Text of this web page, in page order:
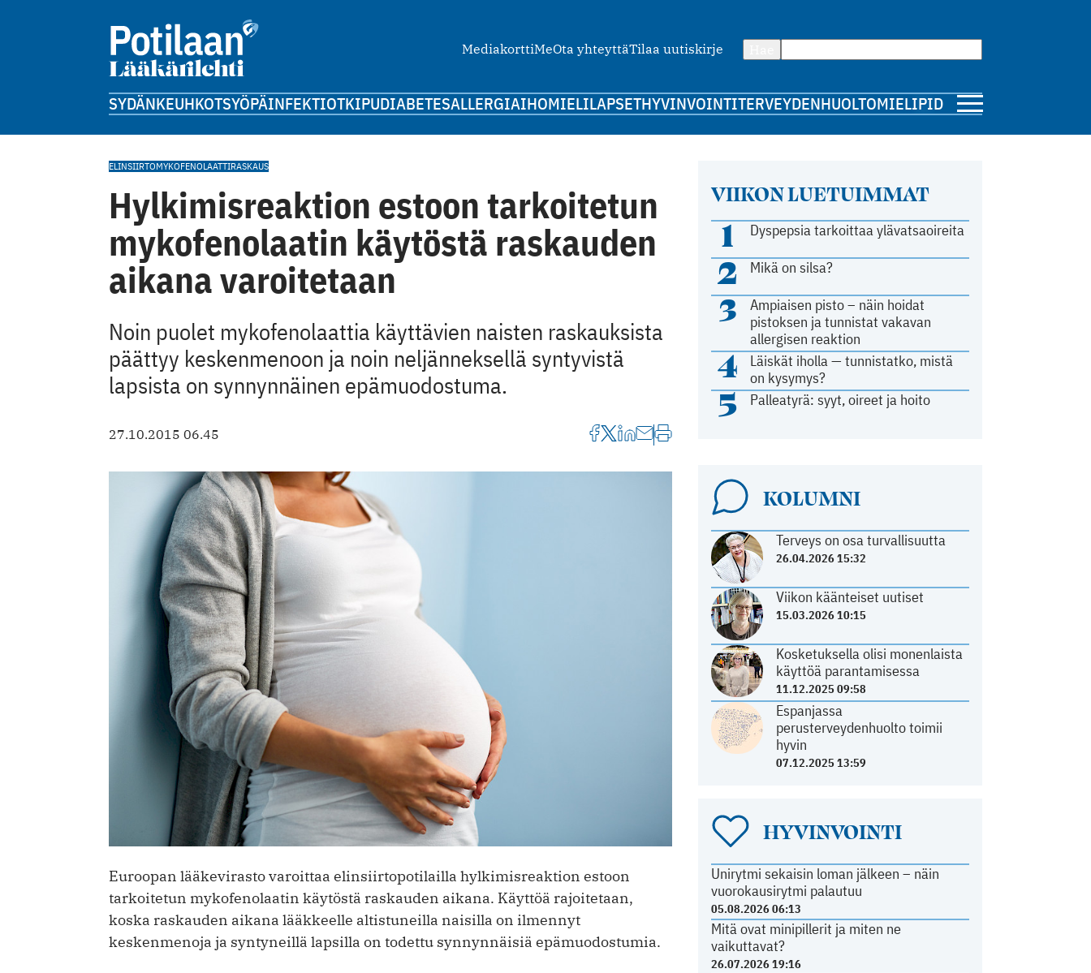
MediakorttiMeOta yhteyttäTilaa uutiskirje
SYDÄNKEUHKOTSYÖPÄINFEKTIOTKIPUDIABETESALLERGIAIHOMIELILAPSETHYVINVOINTITERVEYDENHUOLTOMIELIPIDE
VIIKON LUETUIMMAT
1 Dyspepsia tarkoittaa ylävatsaoireita
2 Mikä on silsa?
3
Ampiaisen pisto – näin hoidat
pistoksen ja tunnistat vakavan
allergisen reaktion
4
Läiskät iholla — tunnistatko, mistä
on kysymys?
5 Palleatyrä: syyt, oireet ja hoito
KOLUMNI
Terveys on osa turvallisuutta
26.04.2026 15:32
Viikon käänteiset uutiset
15.03.2026 10:15
Kosketuksella olisi monenlaista
käyttöä parantamisessa
11.12.2025 09:58
Espanjassa
perusterveydenhuolto toimii
hyvin
07.12.2025 13:59
HYVINVOINTI
Unirytmi sekaisin loman jälkeen – näin
vuorokausirytmi palautuu
05.08.2026 06:13
Mitä ovat minipillerit ja miten ne
vaikuttavat?
26.07.2026 19:16
ELINSIIRTOMYKOFENOLAATTIRASKAUS
Hylkimisreaktion estoon tarkoitetun
mykofenolaatin käytöstä raskauden
aikana varoitetaan
Noin puolet mykofenolaattia käyttävien naisten raskauksista
päättyy keskenmenoon ja noin neljänneksellä syntyvistä
lapsista on synnynnäinen epämuodostuma.
27.10.2015 06.45
Euroopan lääkevirasto varoittaa elinsiirtopotilailla hylkimisreaktion estoon
tarkoitetun mykofenolaatin käytöstä raskauden aikana. Käyttöä rajoitetaan,
koska raskauden aikana lääkkeelle altistuneilla naisilla on ilmennyt
keskenmenoja ja syntyneillä lapsilla on todettu synnynnäisiä epämuodostumia.